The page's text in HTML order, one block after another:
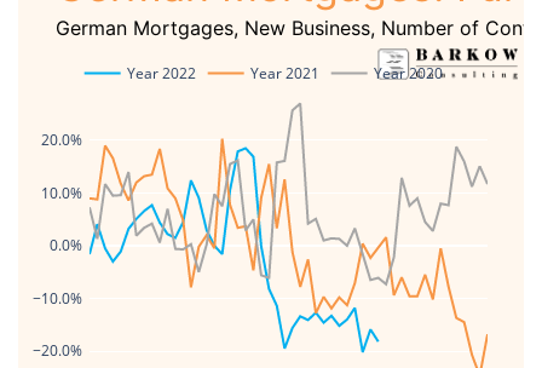
−20.0%
−10.0%
0.0%
10.0%
20.0%
Year 2022 Year 2021 Year 2020
German Mortgages, New Business, Number of